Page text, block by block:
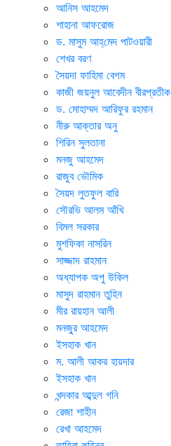
আনিস আহমেদ
শাহানা আফরোজ
ড. মাসুম আহ্‌মেদ পাটওয়ারী
শেখর বরণ
সৈয়দা ফাহিমা বেগম
কাজী জয়নুল আবেদীন বীরপ্রতীক
ড. মোহাম্মদ আরিফুর রহমান
নীরু আক্তার অনু
শিরিন সুলতানা
মনজু আহমেদ
রাজুব ভৌমিক
সৈয়দ লুতফুল বারি
সৌরভি আলম আঁখি
বিমল সরকার
মুশফিকা নাসরিন
সাজ্জাদ রাহমান
অধ্যাপক অপু উকিল
মাসুদ রাহমান তুহিন
মীর রায়হান আলী
মনজু্র আহমেদ
ইসহাক খান
ম. আলী আকর হায়দার
ইসহাক খান
খন্দকার আব্দুল গনি
রেজা শাহীন
রেখা আহমেদ